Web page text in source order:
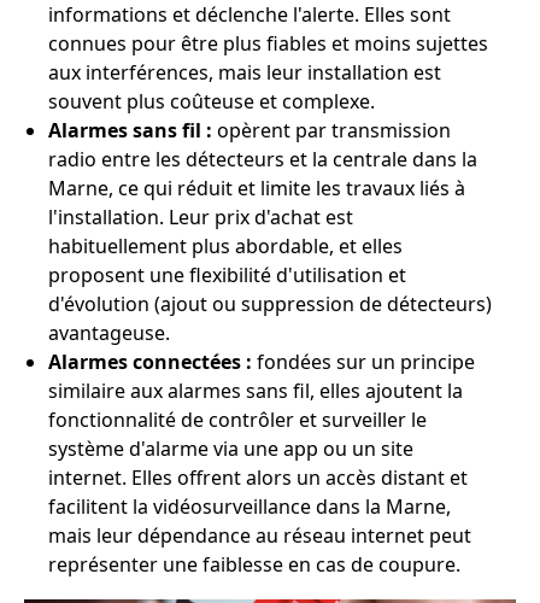
informations et déclenche l'alerte. Elles sont
connues pour être plus fiables et moins sujettes
aux interférences, mais leur installation est
souvent plus coûteuse et complexe.
Alarmes sans fil : opèrent par transmission
radio entre les détecteurs et la centrale dans la
Marne, ce qui réduit et limite les travaux liés à
l'installation. Leur prix d'achat est
habituellement plus abordable, et elles
proposent une flexibilité d'utilisation et
d'évolution (ajout ou suppression de détecteurs)
avantageuse.
Alarmes connectées : fondées sur un principe
similaire aux alarmes sans fil, elles ajoutent la
fonctionnalité de contrôler et surveiller le
système d'alarme via une app ou un site
internet. Elles offrent alors un accès distant et
facilitent la vidéosurveillance dans la Marne,
mais leur dépendance au réseau internet peut
représenter une faiblesse en cas de coupure.